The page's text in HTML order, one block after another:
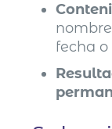
fecha